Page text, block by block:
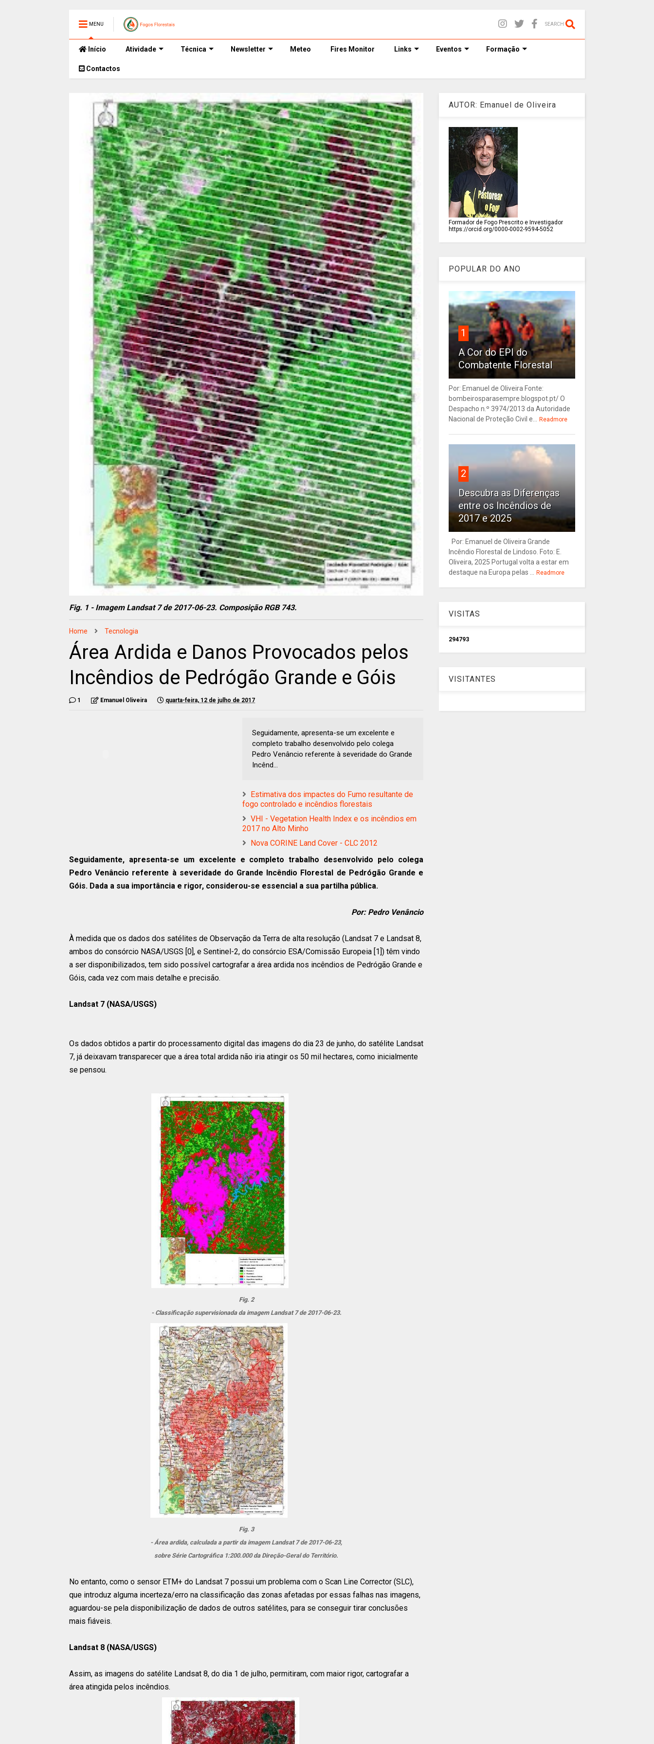
MENU SEARCH
Início Atividade Técnica Newsletter Meteo Fires Monitor Links Eventos Formação
Contactos
Fig. 1 - Imagem Landsat 7 de 2017-06-23. Composição RGB 743.
Home Tecnologia
Área Ardida e Danos Provocados pelos
Incêndios de Pedrógão Grande e Góis
1 Emanuel Oliveira quarta-feira, 12 de julho de 2017
Seguidamente, apresenta-se um excelente e
completo trabalho desenvolvido pelo colega
Pedro Venâncio referente à severidade do Grande
Incênd...
Estimativa dos impactes do Fumo resultante de
fogo controlado e incêndios florestais
VHI - Vegetation Health Index e os incêndios em
2017 no Alto Minho
Nova CORINE Land Cover - CLC 2012
Seguidamente, apresenta-se um excelente e completo trabalho desenvolvido pelo colega
Pedro Venâncio referente à severidade do Grande Incêndio Florestal de Pedrógão Grande e
Góis. Dada a sua importância e rigor, considerou-se essencial a sua partilha pública.
Por: Pedro Venâncio
À medida que os dados dos satélites de Observação da Terra de alta resolução (Landsat 7 e Landsat 8,
ambos do consórcio NASA/USGS [0], e Sentinel-2, do consórcio ESA/Comissão Europeia [1]) têm vindo
a ser disponibilizados, tem sido possível cartografar a área ardida nos incêndios de Pedrógão Grande e
Góis, cada vez com mais detalhe e precisão.
Landsat 7 (NASA/USGS)
Os dados obtidos a partir do processamento digital das imagens do dia 23 de junho, do satélite Landsat
7, já deixavam transparecer que a área total ardida não iria atingir os 50 mil hectares, como inicialmente
se pensou.
Fig. 2
- Classificação supervisionada da imagem Landsat 7 de 2017-06-23.
Fig. 3
- Área ardida, calculada a partir da imagem Landsat 7 de 2017-06-23,
sobre Série Cartográfica 1:200.000 da Direção-Geral do Território.
No entanto, como o sensor ETM+ do Landsat 7 possui um problema com o Scan Line Corrector (SLC),
que introduz alguma incerteza/erro na classificação das zonas afetadas por essas falhas nas imagens,
aguardou-se pela disponibilização de dados de outros satélites, para se conseguir tirar conclusões
mais fiáveis.
Landsat 8 (NASA/USGS)
Assim, as imagens do satélite Landsat 8, do dia 1 de julho, permitiram, com maior rigor, cartografar a
área atingida pelos incêndios.
AUTOR: Emanuel de Oliveira
Formador de Fogo Prescrito e Investigador
https://orcid.org/0000-0002-9594-5052
POPULAR DO ANO
1
A Cor do EPI do
Combatente Florestal
Por: Emanuel de Oliveira Fonte:
bombeirosparasempre.blogspot.pt/ O
Despacho n.º 3974/2013 da Autoridade
Nacional de Proteção Civil e...
Readmore
2
Descubra as Diferenças
entre os Incêndios de
2017 e 2025
Por: Emanuel de Oliveira Grande
Incêndio Florestal de Lindoso. Foto: E.
Oliveira, 2025 Portugal volta a estar em
destaque na Europa pelas ...
Readmore
VISITAS
294793
VISITANTES